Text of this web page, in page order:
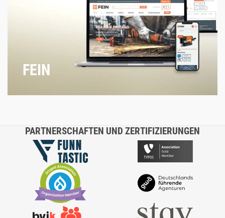
FEIN
PARTNERSCHAFTEN UND ZERTIFIZIERUNGEN